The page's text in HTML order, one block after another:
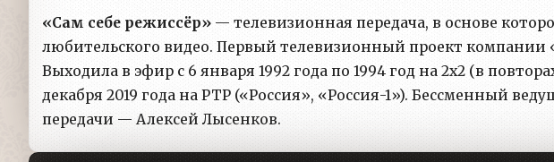
«Сам себе режиссёр» — телевизионная передача, в основе
любительского видео. Первый телевизионный проект
Выходила в эфир с 6 января 1992 года по 1994 год на 2x2 (в
декабря 2019 года на РТР («Россия», «Россия-1»). Бессменный
передачи — Алексей Лысенков.